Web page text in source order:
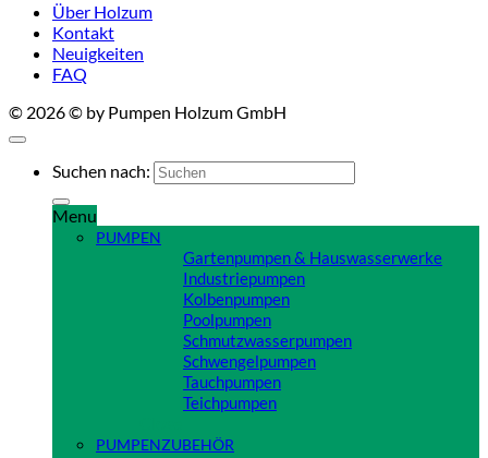
Über Holzum
Kontakt
Neuigkeiten
FAQ
© 2026 © by Pumpen Holzum GmbH
Suchen nach:
Menu
PUMPEN
Gartenpumpen & Hauswasserwerke
Industriepumpen
Kolbenpumpen
Poolpumpen
Schmutzwasserpumpen
Schwengelpumpen
Tauchpumpen
Teichpumpen
PUMPENZUBEHÖR